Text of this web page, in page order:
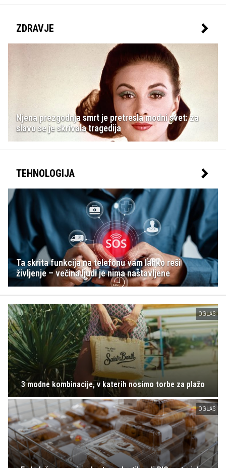
ZDRAVJE
Njena prezgodnja smrt je pretresla modni svet: za
slavo se je skrivala tragedija
TEHNOLOGIJA
Ta skrita funkcija na telefonu vam lahko reši
življenje – večina ljudi je nima nastavljene
OGLAS
3 modne kombinacije, v katerih nosimo torbe za plažo
OGLAS